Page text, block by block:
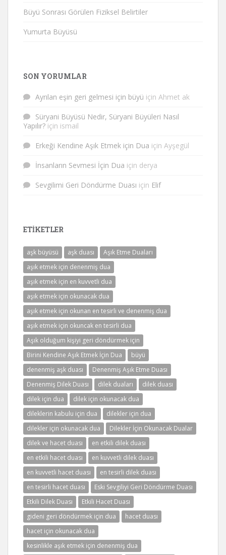
Büyü Sonrası Görülen Fiziksel Belirtiler
Yumurta Büyüsü
SON YORUMLAR
Ayrılan eşin geri gelmesi için büyü için Ahmet ak
Süryani Büyüsü Nedir, Süryani Büyüleri Nasıl
Yapılır? için ismail
Erkeği Kendine Aşık Etmek için Dua için Ayşegül
İnsanların Sevmesi İçin Dua için derya
Sevgilimi Geri Döndürme Duası için Elif
ETIKETLER
aşk büyüsü aşk duası
Aşık Etme Duaları
aşık etmek için denenmiş dua
aşık etmek için en kuvvetli dua
aşık etmek için okunacak dua
aşık etmek için okunan en tesirli ve denenmiş dua
aşık etmek için okuncak en tesirli dua
Aşık olduğum kişiyi geri döndürmek için
Birini Kendine Aşık Etmek İçin Dua
büyü
denenmiş aşk duası
Denenmiş Aşık Etme Duası
Denenmiş Dilek Duası
dilek duaları
dilek duası
dilek için dua
dilek için okunacak dua
dileklerin kabulu için dua
dilekler için dua
dilekler için okunacak dua
Dilekler İçin Okunacak Dualar
dilek ve hacet duası
en etkili dilek duası
en etkili hacet duası
en kuvvetli dilek duası
en kuvvetli hacet duası
en tesirli dilek duası
en tesirli hacet duası
Eski Sevgiliyi Geri Döndürme Duası
Etkili Dilek Duası
Etkili Hacet Duası
gideni geri döndürmek için dua
hacet duası
hacet için okunacak dua
kesinlikle aşık etmek için denenmiş dua